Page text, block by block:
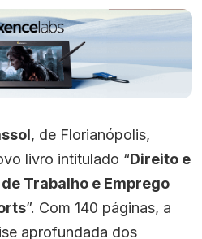
, de Florianópolis,
livro intitulado “Direito e
Trabalho e Emprego
”. Com 140 páginas, a
aprofundada dos